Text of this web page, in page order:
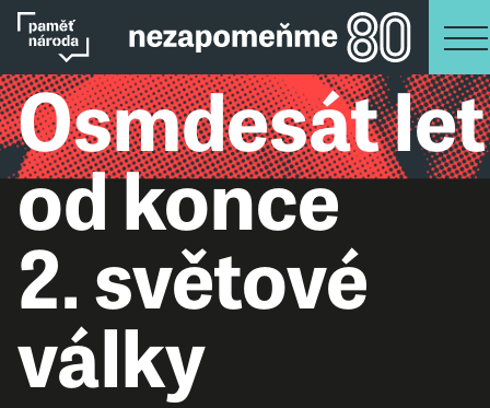
Osmdesát let
od konce
2. světové
války